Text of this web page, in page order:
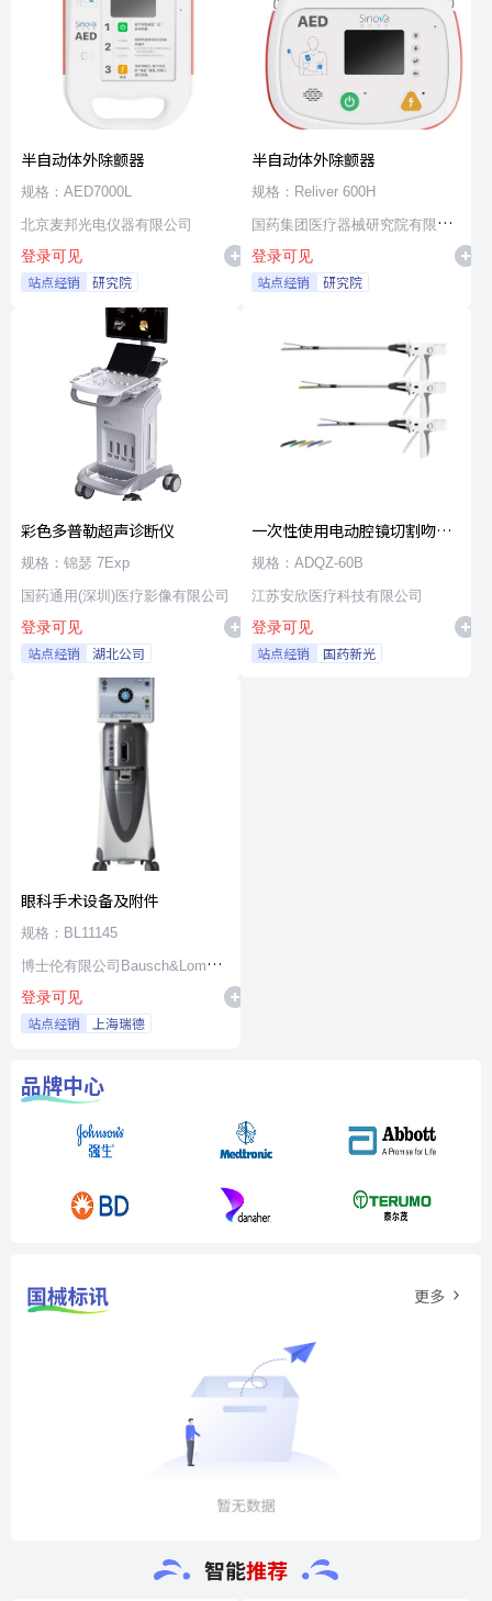
半自动体外除颤器
规格：AED7000L
北京麦邦光电仪器有限公司
登录可见
站点经销 研究院
半自动体外除颤器
规格：Reliver 600H
国药集团医疗器械研究院有限公
司
登录可见
站点经销 研究院
彩色多普勒超声诊断仪
规格：锦瑟 7Exp
国药通用(深圳)医疗影像有限公司
登录可见
站点经销 湖北公司
一次性使用电动腔镜切割吻合
器及组件
规格：ADQZ-60B
江苏安欣医疗科技有限公司
登录可见
站点经销 国药新光
眼科手术设备及附件
规格：BL11145
博士伦有限公司Bausch&Lomb
Incorporated
登录可见
站点经销 上海瑞德
品牌中心